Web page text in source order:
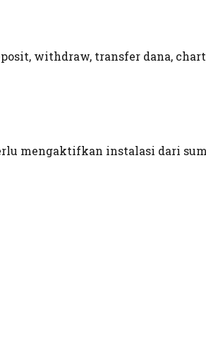
withdraw, transfer dana,
mengaktifkan instalasi dari